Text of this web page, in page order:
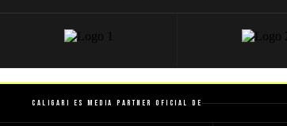
Caligari es Media Partner Oficial de